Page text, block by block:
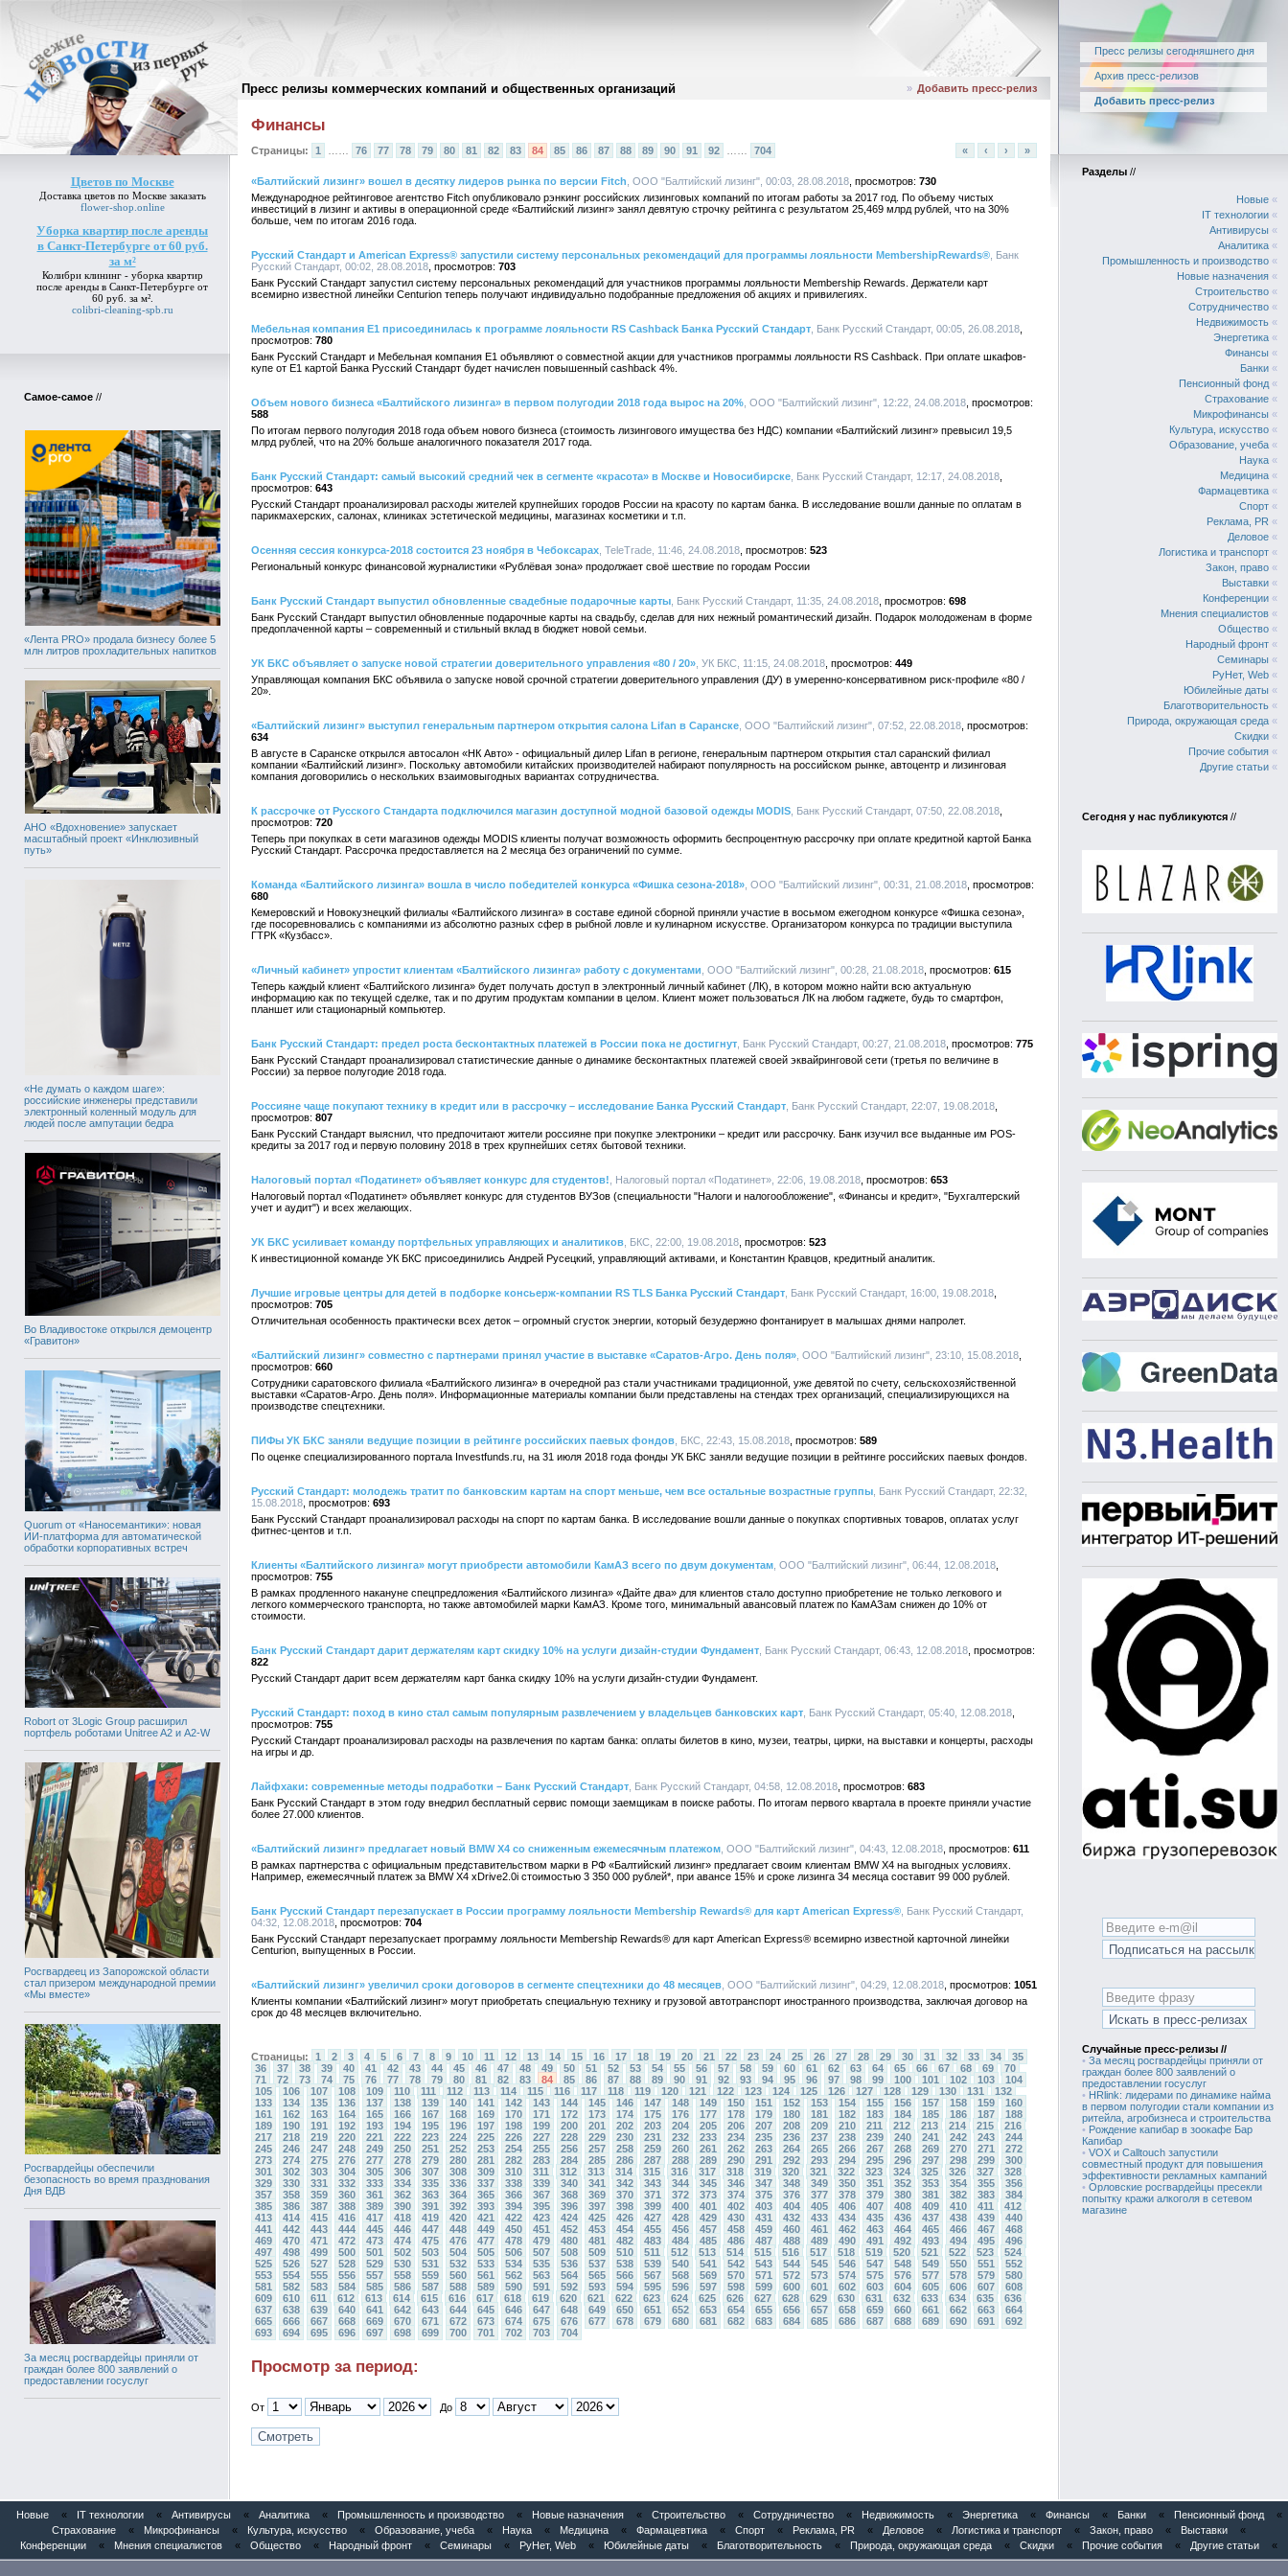
Пресс релизы коммерческих компаний и общественных организаций
Пресс релизы сегодняшнего дня
Архив пресс-релизов
Добавить пресс-релиз
Цветов по Москве
Доставка цветов по Москвезаказать
flower-shop.online
Уборка квартир после аренды
в Санкт-Петербурге от 60 руб.
за м²
Колибри клининг - уборка квартир
после аренды в Санкт-Петербурге от
60 руб. за м².
colibri-cleaning-spb.ru
Самое-самое //
«Лента PRO» продала бизнесу более 5
млн литров прохладительных напитков
АНО «Вдохновение» запускает
масштабный проект «Инклюзивный
путь»
«Не думать о каждом шаге»:
российские инженеры представили
электронный коленный модуль для
людей после ампутации бедра
Во Владивостоке открылся демоцентр
«Гравитон»
Quorum от «Наносемантики»: новая
ИИ-платформа для автоматической
обработки корпоративных встреч
Robort от 3Logic Group расширил
портфель роботами Unitree A2 и A2-W
Росгвардеец из Запорожской области
стал призером международной премии
«Мы вместе»
Росгвардейцы обеспечили
безопасность во время празднования
Дня ВДВ
За месяц росгвардейцы приняли от
граждан более 800 заявлений о
предоставлении госуслуг
Архив пресс-релизов// » Добавить пресс-релиз
Финансы
Страницы: 1 76 77 78 79 80 81 82 83 84 85 86 87 88 89 90 91 92 704 « ‹ › »
«Балтийский лизинг» вошел в десятку лидеров рынка по версии Fitch , ООО "Балтийский лизинг", 00:03, 28.08.2018
730
Международное рейтинговое агентство Fitch опубликовало рэнкинг российских лизинговых компаний по итогам работы за 2017 год. По объему чистых
инвестиций в лизинг и активы в операционной среде «Балтийский лизинг» занял девятую строчку рейтинга с результатом 25,469 млрд рублей, что на 30%
больше, чем по итогам 2016 года.
Русский Стандарт и American Express® запустили систему персональных рекомендаций для программы лояльности MembershipRewards® , Банк
Русский Стандарт, 00:02, 28.08.2018
703
Банк Русский Стандарт запустил систему персональных рекомендаций для участников программы лояльности Membership Rewards. Держатели карт
всемирно известной линейки Centurion теперь получают индивидуально подобранные предложения об акциях и привилегиях.
Мебельная компания Е1 присоединилась к программе лояльности RS Cashback Банка Русский Стандарт , Банк Русский Стандарт, 00:05, 26.08.2018
780
Банк Русский Стандарт и Мебельная компания Е1 объявляют о совместной акции для участников программы лояльности RS Cashback. При оплате шкафов-
купе от Е1 картой Банка Русский Стандарт будет начислен повышенный cashback 4%.
Объем нового бизнеса «Балтийского лизинга» в первом полугодии 2018 года вырос на 20% , ООО "Балтийский лизинг", 12:22, 24.08.2018
588
По итогам первого полугодия 2018 года объем нового бизнеса (стоимость лизингового имущества без НДС) компании «Балтийский лизинг» превысил 19,5
млрд рублей, что на 20% больше аналогичного показателя 2017 года.
Банк Русский Стандарт: самый высокий средний чек в сегменте «красота» в Москве и Новосибирске , Банк Русский Стандарт, 12:17, 24.08.2018
643
Русский Стандарт проанализировал расходы жителей крупнейших городов России на красоту по картам банка. В исследование вошли данные по оплатам в
парикмахерских, салонах, клиниках эстетической медицины, магазинах косметики и т.п.
Осенняя сессия конкурса-2018 состоится 23 ноября в Чебоксарах , TeleTrade, 11:46, 24.08.2018
523
Региональный конкурс финансовой журналистики «Рублёвая зона» продолжает своё шествие по городам России
Банк Русский Стандарт выпустил обновленные свадебные подарочные карты , Банк Русский Стандарт, 11:35, 24.08.2018
698
Банк Русский Стандарт выпустил обновленные подарочные карты на свадьбу, сделав для них нежный романтический дизайн. Подарок молодоженам в форме
предоплаченной карты – современный и стильный вклад в бюджет новой семьи.
УК БКС объявляет о запуске новой стратегии доверительного управления «80 / 20» , УК БКС, 11:15, 24.08.2018
449
Управляющая компания БКС объявила о запуске новой срочной стратегии доверительного управления (ДУ) в умеренно-консервативном риск-профиле «80 /
20».
«Балтийский лизинг» выступил генеральным партнером открытия салона Lifan в Саранске , ООО "Балтийский лизинг", 07:52, 22.08.2018
634
В августе в Саранске открылся автосалон «НК Авто» - официальный дилер Lifan в регионе, генеральным партнером открытия стал саранский филиал
компании «Балтийский лизинг». Поскольку автомобили китайских производителей набирают популярность на российском рынке, автоцентр и лизинговая
компания договорились о нескольких взаимовыгодных вариантах сотрудничества.
К рассрочке от Русского Стандарта подключился магазин доступной модной базовой одежды MODIS , Банк Русский Стандарт, 07:50, 22.08.2018
720
Теперь при покупках в сети магазинов одежды MODIS клиенты получат возможность оформить беспроцентную рассрочку при оплате кредитной картой Банка
Русский Стандарт. Рассрочка предоставляется на 2 месяца без ограничений по сумме.
Команда «Балтийского лизинга» вошла в число победителей конкурса «Фишка сезона-2018» , ООО "Балтийский лизинг", 00:31, 21.08.2018
680
Кемеровский и Новокузнецкий филиалы «Балтийского лизинга» в составе единой сборной приняли участие в восьмом ежегодном конкурсе «Фишка сезона»,
где посоревновались с компаниями из абсолютно разных сфер в рыбной ловле и кулинарном искусстве. Организатором конкурса по традиции выступила
ГТРК «Кузбасс».
«Личный кабинет» упростит клиентам «Балтийского лизинга» работу с документами , ООО "Балтийский лизинг", 00:28, 21.08.2018
615
Теперь каждый клиент «Балтийского лизинга» будет получать доступ в электронный личный кабинет (ЛК), в котором можно найти всю актуальную
информацию как по текущей сделке, так и по другим продуктам компании в целом. Клиент может пользоваться ЛК на любом гаджете, будь то смартфон,
планшет или стационарный компьютер.
Банк Русский Стандарт: предел роста бесконтактных платежей в России пока не достигнут , Банк Русский Стандарт, 00:27, 21.08.2018
775
Банк Русский Стандарт проанализировал статистические данные о динамике бесконтактных платежей своей эквайринговой сети (третья по величине в
России) за первое полугодие 2018 года.
Россияне чаще покупают технику в кредит или в рассрочку – исследование Банка Русский Стандарт , Банк Русский Стандарт, 22:07, 19.08.2018
807
Банк Русский Стандарт выяснил, что предпочитают жители россияне при покупке электроники – кредит или рассрочку. Банк изучил все выданные им POS-
кредиты за 2017 год и первую половину 2018 в трех крупнейших сетях бытовой техники.
Налоговый портал «Податинет» объявляет конкурс для студентов! , Налоговый портал «Податинет», 22:06, 19.08.2018
653
Налоговый портал «Податинет» объявляет конкурс для студентов ВУЗов (специальности "Налоги и налогообложение", «Финансы и кредит», "Бухгалтерский
учет и аудит") и всех желающих.
УК БКС усиливает команду портфельных управляющих и аналитиков , БКС, 22:00, 19.08.2018
523
К инвестиционной команде УК БКС присоединились Андрей Русецкий, управляющий активами, и Константин Кравцов, кредитный аналитик.
Лучшие игровые центры для детей в подборке консьерж-компании RS TLS Банка Русский Стандарт , Банк Русский Стандарт, 16:00, 19.08.2018
705
Отличительная особенность практически всех деток – огромный сгусток энергии, который безудержно фонтанирует в малышах днями напролет.
«Балтийский лизинг» совместно с партнерами принял участие в выставке «Саратов-Агро. День поля» , ООО "Балтийский лизинг", 23:10, 15.08.2018
660
Сотрудники саратовского филиала «Балтийского лизинга» в очередной раз стали участниками традиционной, уже девятой по счету, сельскохозяйственной
выставки «Саратов-Агро. День поля». Информационные материалы компании были представлены на стендах трех организаций, специализирующихся на
производстве спецтехники.
ПИФы УК БКС заняли ведущие позиции в рейтинге российских паевых фондов , БКС, 22:43, 15.08.2018
589
По оценке специализированного портала Investfunds.ru, на 31 июля 2018 года фонды УК БКС заняли ведущие позиции в рейтинге российских паевых фондов.
Русский Стандарт: молодежь тратит по банковским картам на спорт меньше, чем все остальные возрастные группы , Банк Русский Стандарт, 22:32,
15.08.2018
693
Банк Русский Стандарт проанализировал расходы на спорт по картам банка. В исследование вошли данные о покупках спортивных товаров, оплатах услуг
фитнес-центов и т.п.
Клиенты «Балтийского лизинга» могут приобрести автомобили КамАЗ всего по двум документам , ООО "Балтийский лизинг", 06:44, 12.08.2018
755
В рамках продленного накануне спецпредложения «Балтийского лизинга» «Дайте два» для клиентов стало доступно приобретение не только легкового и
легкого коммерческого транспорта, но также автомобилей марки КамАЗ. Кроме того, минимальный авансовый платеж по КамАЗам снижен до 10% от
стоимости.
Банк Русский Стандарт дарит держателям карт скидку 10% на услуги дизайн-студии Фундамент , Банк Русский Стандарт, 06:43, 12.08.2018
822
Русский Стандарт дарит всем держателям карт банка скидку 10% на услуги дизайн-студии Фундамент.
Русский Стандарт: поход в кино стал самым популярным развлечением у владельцев банковских карт , Банк Русский Стандарт, 05:40, 12.08.2018
755
Русский Стандарт проанализировал расходы на развлечения по картам банка: оплаты билетов в кино, музеи, театры, цирки, на выставки и концерты, расходы
на игры и др.
Лайфхаки: современные методы подработки – Банк Русский Стандарт , Банк Русский Стандарт, 04:58, 12.08.2018
683
Банк Русский Стандарт в этом году внедрил бесплатный сервис помощи заемщикам в поиске работы. По итогам первого квартала в проекте приняли участие
более 27.000 клиентов.
«Балтийский лизинг» предлагает новый BMW X4 со сниженным ежемесячным платежом , ООО "Балтийский лизинг", 04:43, 12.08.2018
611
В рамках партнерства с официальным представительством марки в РФ «Балтийский лизинг» предлагает своим клиентам BMW X4 на выгодных условиях.
Например, ежемесячный платеж за BMW X4 xDrive2.0i стоимостью 3 350 000 рублей*, при авансе 15% и сроке лизинга 34 месяца составит 99 000 рублей.
Банк Русский Стандарт перезапускает в России программу лояльности Membership Rewards® для карт American Express® , Банк Русский Стандарт,
04:32, 12.08.2018
704
Банк Русский Стандарт перезапускает программу лояльности Membership Rewards® для карт American Express® всемирно известной карточной линейки
Centurion, выпущенных в России.
«Балтийский лизинг» увеличил сроки договоров в сегменте спецтехники до 48 месяцев , ООО "Балтийский лизинг", 04:29, 12.08.2018
1051
Клиенты компании «Балтийский лизинг» могут приобретать специальную технику и грузовой автотранспорт иностранного производства, заключая договор на
срок до 48 месяцев включительно.
Страницы: 1 2 3 4 5 6 7 8 9 10 11 12 13 14 15 16 17 18 19 20 21 22 23 24 25 26 27 28 29 30 31 32 33 34
35
36
37 38 39 40 41 42 43 44 45 46 47 48 49 50 51 52 53 54 55 56 57 58 59 60 61 62 63 64 65 66 67 68 69
70
71
72 73 74 75 76 77 78 79 80 81 82 83 84 85 86 87 88 89 90 91 92 93 94 95 96 97 98 99 100 101 102 103
104
105
106 107 108 109 110 111 112 113 114 115 116 117 118 119 120 121 122 123 124 125 126 127 128 129 130 131
132
133
134 135 136 137 138 139 140 141 142 143 144 145 146 147 148 149 150 151 152 153 154 155 156 157 158 159
160
161
162 163 164 165 166 167 168 169 170 171 172 173 174 175 176 177 178 179 180 181 182 183 184 185 186 187
188
189
190 191 192 193 194 195 196 197 198 199 200 201 202 203 204 205 206 207 208 209 210 211 212 213 214 215
216
217
218 219 220 221 222 223 224 225 226 227 228 229 230 231 232 233 234 235 236 237 238 239 240 241 242 243
244
245
246 247 248 249 250 251 252 253 254 255 256 257 258 259 260 261 262 263 264 265 266 267 268 269 270 271
272
273
274 275 276 277 278 279 280 281 282 283 284 285 286 287 288 289 290 291 292 293 294 295 296 297 298 299
300
301
302 303 304 305 306 307 308 309 310 311 312 313 314 315 316 317 318 319 320 321 322 323 324 325 326 327
328
329
330 331 332 333 334 335 336 337 338 339 340 341 342 343 344 345 346 347 348 349 350 351 352 353 354 355
356
357
358 359 360 361 362 363 364 365 366 367 368 369 370 371 372 373 374 375 376 377 378 379 380 381 382 383
384
385
386 387 388 389 390 391 392 393 394 395 396 397 398 399 400 401 402 403 404 405 406 407 408 409 410 411
412
413
414 415 416 417 418 419 420 421 422 423 424 425 426 427 428 429 430 431 432 433 434 435 436 437 438 439
440
441
442 443 444 445 446 447 448 449 450 451 452 453 454 455 456 457 458 459 460 461 462 463 464 465 466 467
468
469
470 471 472 473 474 475 476 477 478 479 480 481 482 483 484 485 486 487 488 489 490 491 492 493 494 495
496
497
498 499 500 501 502 503 504 505 506 507 508 509 510 511 512 513 514 515 516 517 518 519 520 521 522 523
524
525
526 527 528 529 530 531 532 533 534 535 536 537 538 539 540 541 542 543 544 545 546 547 548 549 550 551
552
553
554 555 556 557 558 559 560 561 562 563 564 565 566 567 568 569 570 571 572 573 574 575 576 577 578 579
580
581
582 583 584 585 586 587 588 589 590 591 592 593 594 595 596 597 598 599 600 601 602 603 604 605 606 607
608
609
610 611 612 613 614 615 616 617 618 619 620 621 622 623 624 625 626 627 628 629 630 631 632 633 634 635
636
637
638 639 640 641 642 643 644 645 646 647 648 649 650 651 652 653 654 655 656 657 658 659 660 661 662 663
664
665
666 667 668 669 670 671 672 673 674 675 676 677 678 679 680 681 682 683 684 685 686 687 688 689 690 691
692
693
694 695 696 697 698 699 700 701 702 703 704
Просмотр за период:
От До
Разделы //
Новые «
IT технологии «
Антивирусы «
Аналитика «
Промышленность и производство «
Новые назначения «
Строительство «
Сотрудничество «
Недвижимость «
Энергетика «
Финансы «
Банки «
Пенсионный фонд «
Страхование «
Микрофинансы «
Культура, искусство «
Образование, учеба «
Наука «
Медицина «
Фармацевтика «
Спорт «
Реклама, PR «
Деловое «
Логистика и транспорт «
Закон, право «
Выставки «
Конференции «
Мнения специалистов «
Общество «
Народный фронт «
Семинары «
РуНет, Web «
Юбилейные даты «
Благотворительность «
Природа, окружающая среда «
Скидки «
Прочие события «
Другие статьи «
Сегодня у нас публикуются //
Случайные пресс-релизы //
• За месяц росгвардейцы приняли от
граждан более 800 заявлений о
предоставлении госуслуг
• HRlink: лидерами по динамике найма
в первом полугодии стали компании из
ритейла, агробизнеса и строительства
• Рождение капибар в зоокафе Бар
Капибар
• VOX и Calltouch запустили
совместный продукт для повышения
эффективности рекламных кампаний
• Орловские росгвардейцы пресекли
попытку кражи алкоголя в сетевом
магазине
Новые « IT технологии « Антивирусы « Аналитика « Промышленность и производство « Новые назначения « Строительство « Сотрудничество « Недвижимость « Энергетика « Финансы « Банки « Пенсионный фонд
«
Страхование
« Микрофинансы « Культура, искусство « Образование, учеба « Наука « Медицина « Фармацевтика « Спорт « Реклама, PR « Деловое « Логистика и транспорт « Закон, право « Выставки
«
Конференции
« Мнения специалистов « Общество « Народный фронт « Семинары « РуНет, Web « Юбилейные даты « Благотворительность « Природа, окружающая среда « Скидки « Прочие события « Другие статьи «